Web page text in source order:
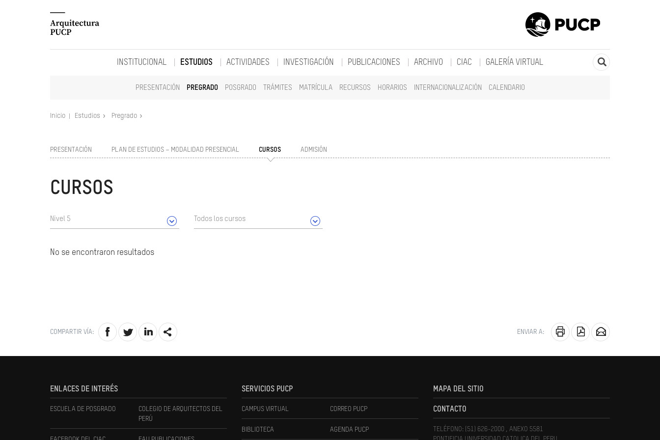
INSTITUCIONAL ESTUDIOS
PRESENTACIÓN PREGRADO POSGRADO TRÁMITES MATRÍCULA RECURSOS HORARIOS INTERNACIONALIZACIÓN CALENDARIO
ACTIVIDADES INVESTIGACIÓN PUBLICACIONES ARCHIVO CIAC GALERÍA VIRTUAL
Inicio Estudios Pregrado
PRESENTACIÓN PLAN DE ESTUDIOS – MODALIDAD PRESENCIAL CURSOS ADMISIÓN
CURSOS
Nivel 5 Todos los cursos
No se encontraron resultados
COMPARTIR VÍA: ENVIAR A:
ENLACES DE INTERÉS
ESCUELA DE POSGRADO
COLEGIO DE ARQUITECTOS DEL
PERÚ
SERVICIOS PUCP
CAMPUS VIRTUAL CORREO PUCP
BIBLIOTECA AGENDA PUCP
MAPA DEL SITIO
CONTACTO
TELÉFONO: (51) 626-2000 , ANEXO 5581